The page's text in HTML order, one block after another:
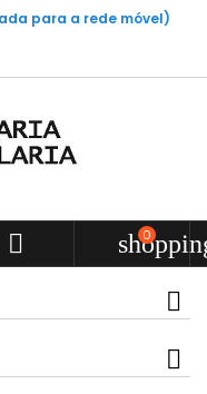
para a rede móvel)
 0